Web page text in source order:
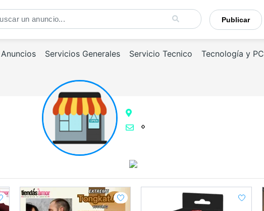
Publicar
Anuncios Servicios Generales Servicio Tecnico Tecnología y PC